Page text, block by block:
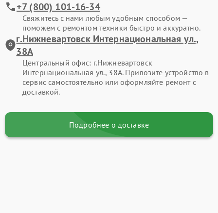
+7 (800) 101-16-34
Свяжитесь с нами любым удобным способом —
поможем с ремонтом техники быстро и аккуратно.
г.Нижневартовск Интернациональная ул.,
38А
Центральный офис: г.Нижневартовск
Интернациональная ул., 38А. Привозите устройство в
сервис самостоятельно или оформляйте ремонт с
доставкой.
Подробнее о доставке